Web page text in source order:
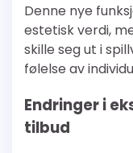
Denne nye
estetisk verdi,
skille seg ut i
følelse av
Endringer i
tilbud